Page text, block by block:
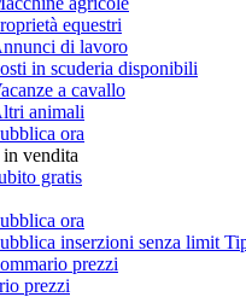
equestri
di lavoro
in scuderia disponibili
a cavallo
animali
ora
vendita
gratis
ora
inserzioni senza limit
prezzi
prezzi